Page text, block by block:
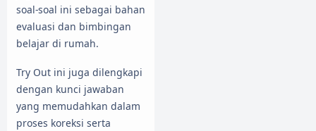
soal-soal ini sebagai bahan
evaluasi dan bimbingan
belajar di rumah.
Try Out ini juga dilengkapi
dengan kunci jawaban
yang memudahkan dalam
proses koreksi serta